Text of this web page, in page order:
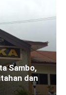
Sambo,
dan